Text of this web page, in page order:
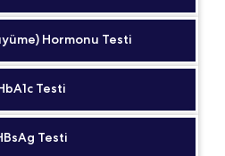
Hormonu Testi
Testi
Testi